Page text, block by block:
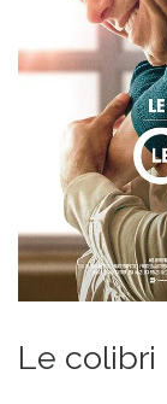
Le colibri